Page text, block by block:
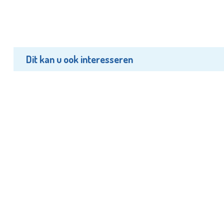
Dit kan u ook interesseren